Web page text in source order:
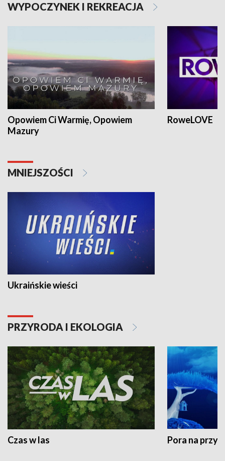
WYPOCZYNEK I REKREACJA
Opowiem Ci Warmię, Opowiem
Mazury
RoweLOVE
MNIEJSZOŚCI
Ukraińskie wieści
PRZYRODA I EKOLOGIA
Czas w las Pora na